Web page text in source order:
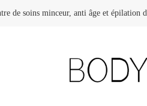
de soins minceur, anti âge et épilation